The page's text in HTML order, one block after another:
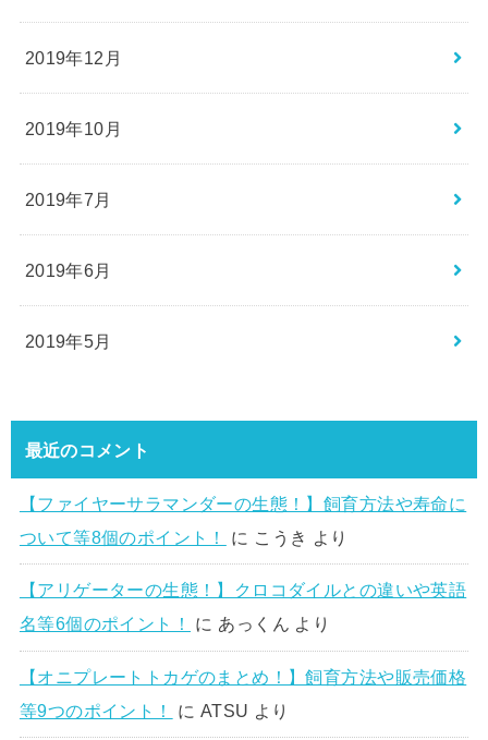
2019年12月
2019年10月
2019年7月
2019年6月
2019年5月
最近のコメント
【ファイヤーサラマンダーの生態！】飼育方法や寿命に
ついて等8個のポイント！
に こうき より
【アリゲーターの生態！】クロコダイルとの違いや英語
名等6個のポイント！
に あっくん より
【オニプレートトカゲのまとめ！】飼育方法や販売価格
等9つのポイント！
に ATSU より